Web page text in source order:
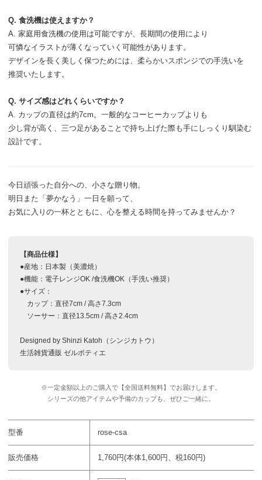
Q. 食洗機は使えますか？
A. 家庭用食洗機の使用は可能ですが、 長期間の使用により
可憐なイラストが薄くなっていく可能性があります。
デザインを長く美しく保つためには、 柔らかいスポンジでの手洗いを
推奨いたします。
Q. サイズ感はどれくらいですか？
A. カップの直径は約7cm。 一般的なコーヒーカップよりも
少し背が高く、 三つ足があることで持ち上げた際も手にしっくり馴染む
設計です。
今日頑張った自分への、 小さな贈り物。
明日また「夢かなう」一日を願って、
お気に入りの一杯とともに、 心を整える時間を持ってみませんか？
【商品仕様】
●産地：日本製（美濃焼）
●機能：電子レンジOK /食洗機OK（手洗い推奨）
●サイズ：
カップ：直径7cm / 高さ7.3cm
ソーサー：直径13.5cm / 高さ2.4cm
Designed by Shinzi Katoh（シンジカトウ）
生活雑貨通販 ゼルポティエ
※一定金額以上のご購入で 【全国送料無料】でお届けします。
シリーズの他アイテムや予備のカップも、 ぜひご一緒に。
型番 rose-csa
販売価格 1,760円(本体1,600円、税160円)